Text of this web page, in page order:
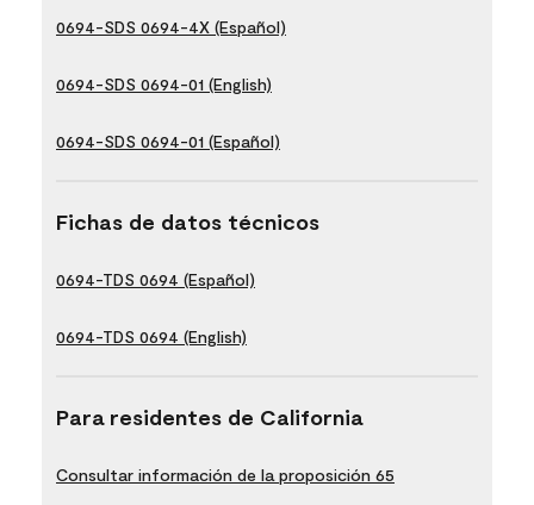
0694-SDS 0694-4X (Español)
0694-SDS 0694-01 (English)
0694-SDS 0694-01 (Español)
Fichas de datos técnicos
0694-TDS 0694 (Español)
0694-TDS 0694 (English)
Para residentes de California
Consultar información de la proposición 65